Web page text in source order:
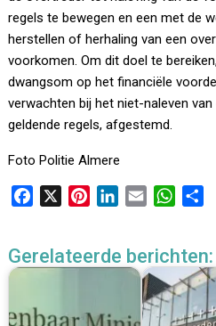
regels te bewegen en een met de
herstellen of herhaling van een
voorkomen. Om dit doel te
dwangsom op het financiële
verwachten bij het niet-naleven
geldende regels, afgestemd.
Foto Politie Almere
e
t
k
i
l
W
t
s
A
e
n
Gerelateerde berichten: